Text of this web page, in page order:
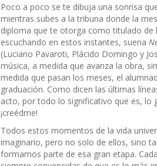
Poco a poco se te dibuja una sonrisa
mientras subes a la tribuna donde la
diploma que te otorga como titulado de
escuchando en estos instantes, suena
(Luciano Pavaroti, Plácido Domingo y
música, a medida que avanza la obra,
medida que pasan los meses, el
graduación. Como dicen las últimas
acto, por todo lo significativo que es, lo
¡creédme!
Todos estos momentos de la vida
imaginario, pero no solo de ellos, sino
formamos parte de esa gran etapa.